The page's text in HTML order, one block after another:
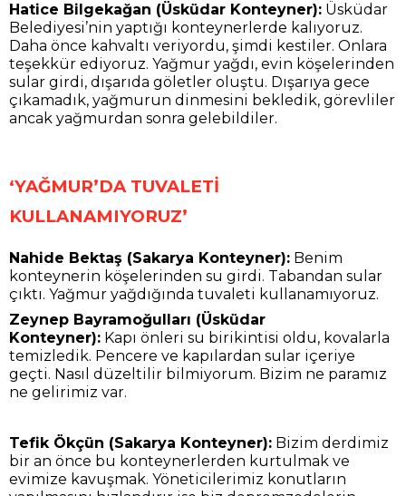
Hatice Bilgekağan (Üsküdar Konteyner): Üsküdar
Belediyesi’nin yaptığı konteynerlerde kalıyoruz.
Daha önce kahvaltı veriyordu, şimdi kestiler. Onlara
teşekkür ediyoruz. Yağmur yağdı, evin köşelerinden
sular girdi, dışarıda göletler oluştu. Dışarıya gece
çıkamadık, yağmurun dinmesini bekledik, görevliler
ancak yağmurdan sonra gelebildiler.
‘YAĞMUR’DA TUVALETİ
KULLANAMIYORUZ’
Nahide Bektaş (Sakarya Konteyner): Benim
konteynerin köşelerinden su girdi. Tabandan sular
çıktı. Yağmur yağdığında tuvaleti kullanamıyoruz.
Zeynep Bayramoğulları (Üsküdar
Konteyner): Kapı önleri su birikintisi oldu, kovalarla
temizledik. Pencere ve kapılardan sular içeriye
geçti. Nasıl düzeltilir bilmiyorum. Bizim ne paramız
ne gelirimiz var.
Tefik Ökçün (Sakarya Konteyner): Bizim derdimiz
bir an önce bu konteynerlerden kurtulmak ve
evimize kavuşmak. Yöneticilerimiz konutların